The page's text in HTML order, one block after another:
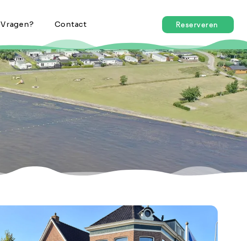
Vragen? Contact Reserveren